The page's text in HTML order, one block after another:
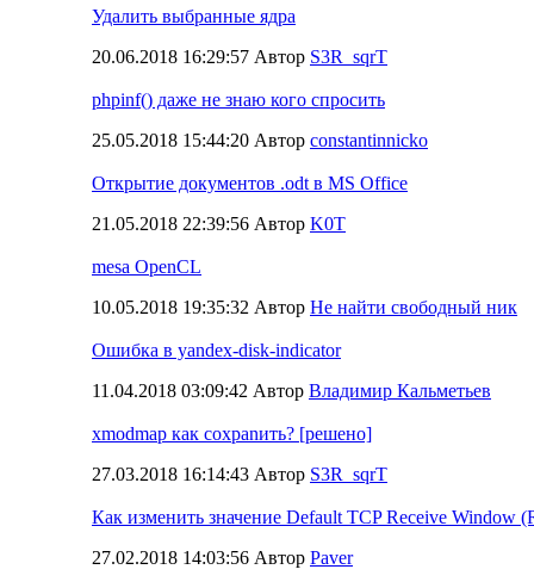
Удалить выбранные ядра
20.06.2018 16:29:57 Автор S3R_sqrT
phpinf() даже не знаю кого спросить
25.05.2018 15:44:20 Автор constantinnicko
Открытие документов .odt в MS Office
21.05.2018 22:39:56 Автор K0T
mesa OpenCL
10.05.2018 19:35:32 Автор Не найти свободный ник
Ошибка в yandex-disk-indicator
11.04.2018 03:09:42 Автор Владимир Кальметьев
xmodmap как соxраnить? [решено]
27.03.2018 16:14:43 Автор S3R_sqrT
Как изменить значение Default TCP Receive Window
27.02.2018 14:03:56 Автор Paver